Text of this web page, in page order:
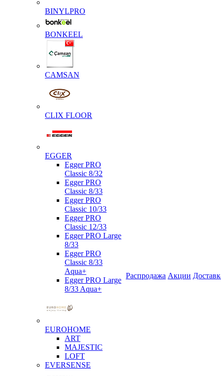
BINYLPRO
BONKEEL
CAMSAN
CLIX FLOOR
EGGER
Egger PRO
Classic 8/32
Egger PRO
Classic 8/33
Egger PRO
Classic 10/33
Egger PRO
Classic 12/33
Egger PRO Large
8/33
Egger PRO
Classic 8/33
Aqua+
Egger PRO Large
8/33 Aqua+
EUROHOME
ART
MAJESTIC
LOFT
EVERSENSE
Распродажа Акции